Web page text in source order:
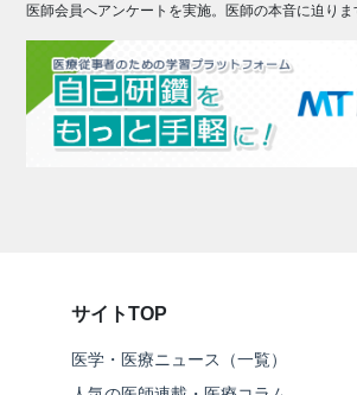
医師会員へアンケートを実施。医師の本音に迫りま
サイトTOP
医学・医療ニュース（一覧）